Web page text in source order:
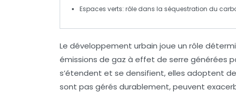
Espaces verts: rôle dans la séquestration du
Le développement urbain joue un rôle
émissions de gaz à effet de serre générées
s’étendent et se densifient, elles adoptent
sont pas gérés durablement, peuvent